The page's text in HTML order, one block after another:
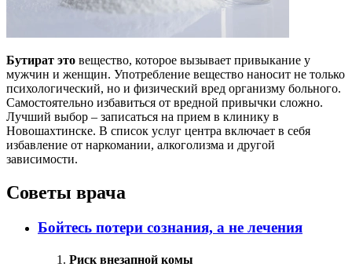
Бутират это вещество, которое вызывает привыкание у
мужчин и женщин. Употребление вещество наносит не только
психологический, но и физический вред организму больного.
Самостоятельно избавиться от вредной привычки сложно.
Лучший выбор – записаться на прием в клинику в
Новошахтинске. В список услуг центра включает в себя
избавление от наркомании, алкоголизма и другой
зависимости.
Советы врача
Бойтесь потери сознания, а не лечения
Риск внезапной комы